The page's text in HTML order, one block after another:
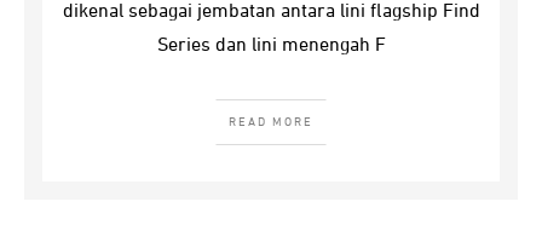
dikenal sebagai jembatan antara lini flagship Find
Series dan lini menengah F
READ MORE